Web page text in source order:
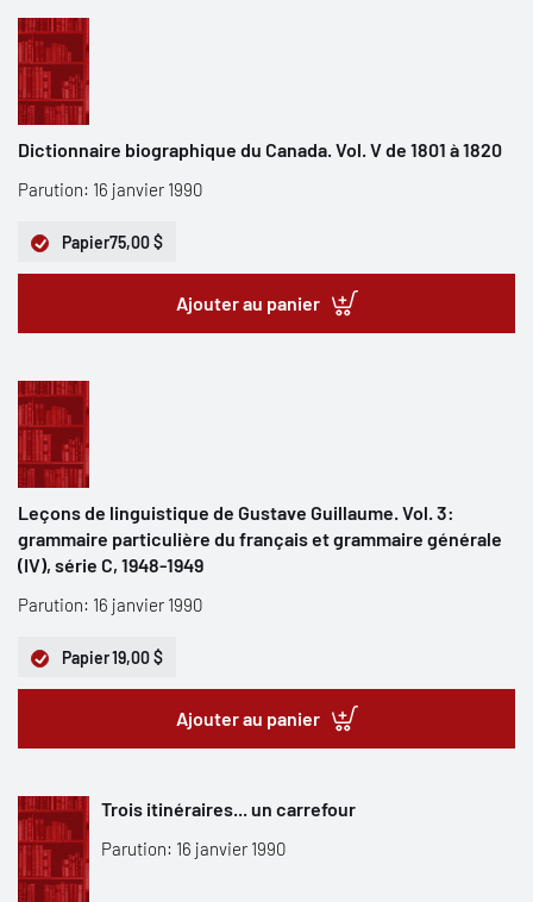
Dictionnaire biographique du Canada. Vol. V de 1801 à 1820
Parution: 16 janvier 1990
Papier75,00 $
Ajouter au panier
Leçons de linguistique de Gustave Guillaume. Vol. 3:
grammaire particulière du français et grammaire générale
(IV), série C, 1948-1949
Parution: 16 janvier 1990
Papier19,00 $
Ajouter au panier
Trois itinéraires... un carrefour
Parution: 16 janvier 1990